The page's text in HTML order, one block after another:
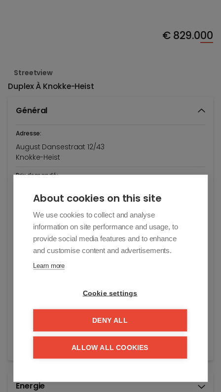
€829.000
Streetview
DuplexÀ Knokke-Heist
Général
Adresse:
August Dansestraat 12/43
Knokke-Heist
Prix demandé:
Année de rénovation:
Surface habitable:
Référence:
Energie
About cookies on this site
We use cookies to collect and analyse
information on site performance and usage, to
provide social media features and to enhance
and customise content and advertisements.
Learn more
Cookie settings
DENY ALL
ALLOW ALL COOKIES